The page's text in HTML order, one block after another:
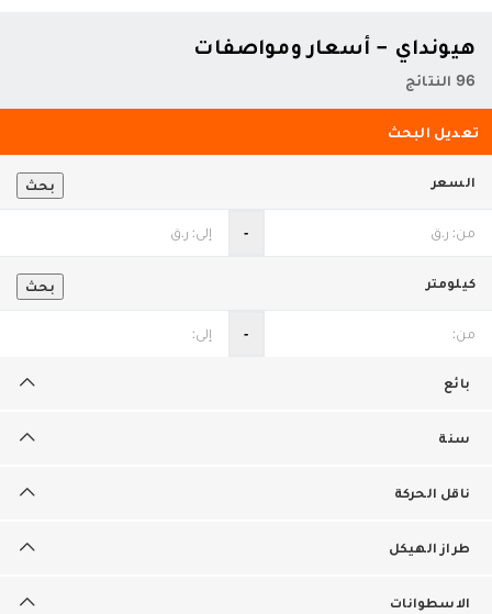
هيونداي - أسعار ومواصفات
96 النتائج
تعديل البحث
بحث السعر
‐
بحث كيلومتر
‐
بائع
سنة
ناقل الحركة
طراز الهيكل
الاسطوانات